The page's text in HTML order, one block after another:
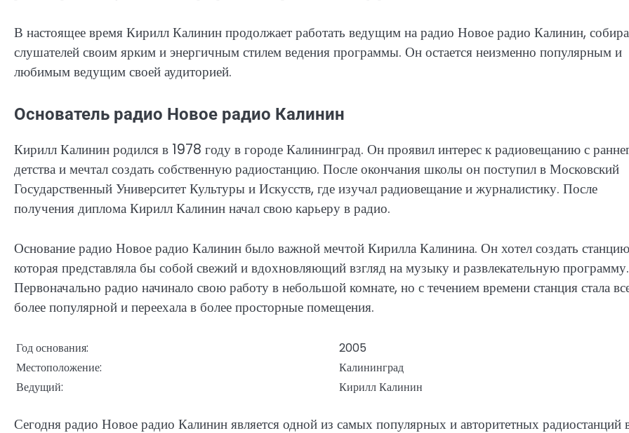
В настоящее время Кирилл Калинин продолжает работать ведущим на радио Новое радио Калинин,
слушателей своим ярким и энергичным стилем ведения программы. Он остается неизменно популярным и
любимым ведущим своей аудиторией.
Основатель радио Новое радио Калинин
Кирилл Калинин родился в 1978 году в городе Калининград. Он проявил интерес к радиовещанию с
детства и мечтал создать собственную радиостанцию. После окончания школы он поступил в Московский
Государственный Университет Культуры и Искусств, где изучал радиовещание и журналистику. После
получения диплома Кирилл Калинин начал свою карьеру в радио.
Основание радио Новое радио Калинин было важной мечтой Кирилла Калинина. Он хотел создать
которая представляла бы собой свежий и вдохновляющий взгляд на музыку и развлекательную программу.
Первоначально радио начинало свою работу в небольшой комнате, но с течением времени станция стала
более популярной и переехала в более просторные помещения.
Год основания:
2005
Местоположение:
Калининград
Ведущий:
Кирилл Калинин
Сегодня радио Новое радио Калинин является одной из самых популярных и авторитетных радиостанций